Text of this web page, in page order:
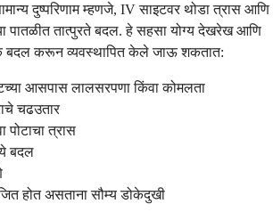
दुष्परिणाम म्हणजे, IV साइटवर थोडा त्रास आणि
पातळीत तात्पुरते बदल. हे सहसा योग्य देखरेख आणि
बदल करून व्यवस्थापित केले जाऊ शकतात:
आसपास लालसरपणा किंवा कोमलता
चढउतार
त्रास
बदल
होत असताना सौम्य डोकेदुखी